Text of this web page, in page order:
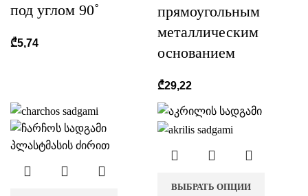
под углом 90˚
₾5,74
прямоугольным
металлическим
основанием
₾29,22
ВЫБРАТЬ ОПЦИИ